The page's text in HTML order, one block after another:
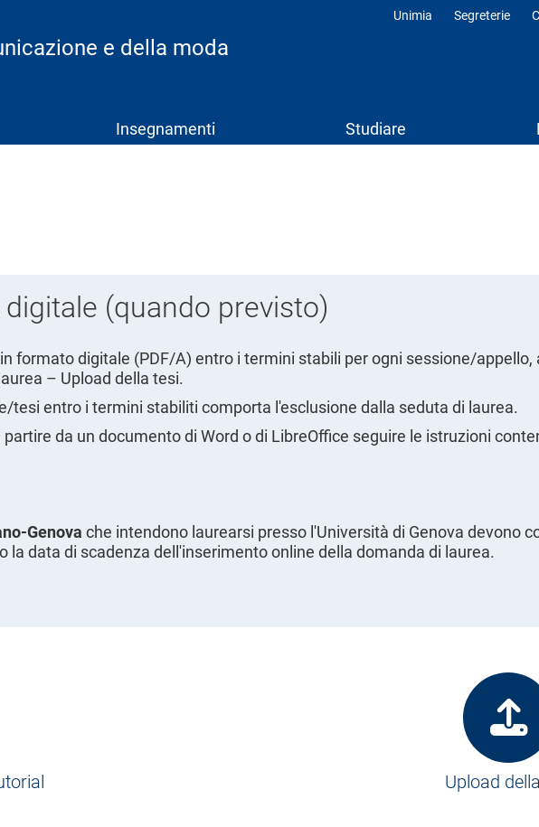
e della moda
Unimia Segreterie
Insegnamenti Studiare
(quando previsto)
formato digitale (PDF/A) entro i termini stabili per ogni sessione/appello,
– Upload della tesi.
tesi entro i termini stabiliti comporta l'esclusione dalla seduta di laurea.
da un documento di Word o di LibreOffice seguire le istruzioni
Genova che intendono laurearsi presso l'Università di Genova devono
la data di scadenza dell'inserimento online della domanda di laurea.
Upload